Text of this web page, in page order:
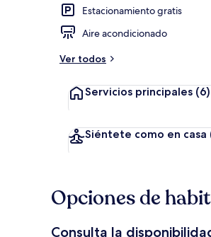
Estacionamiento gratis
Aire acondicionado
Ver todos
Servicios principales (6)
Siéntete como en casa
Opciones de
Consulta la